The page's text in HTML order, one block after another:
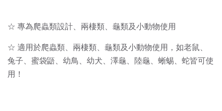
☆ 專為爬蟲類設計、兩棲類、龜類及小動物使用
☆ 適用於爬蟲類、兩棲類、龜類及小動物使用，如老鼠、
兔子、蜜袋鼯、幼鳥、幼犬、澤龜、陸龜、蜥蜴、蛇皆可使
用！